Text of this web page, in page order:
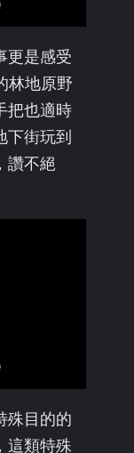
更是感受
林地原野
把也適時
下街玩到
讚不絕
殊目的的
這類特殊